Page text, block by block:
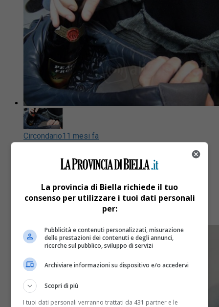
Circondario11 mesi fa
Furto al supermercato, due donne
I carabinieri indagano sul colpo messo a segno a
La provincia di Biella richiede il tuo
consenso per utilizzare i tuoi dati personali
per:
Pubblicità e contenuti personalizzati, misurazione
delle prestazioni dei contenuti e degli annunci,
ricerche sul pubblico, sviluppo di servizi
Archiviare informazioni su dispositivo e/o accedervi
Scopri di più
I tuoi dati personali verranno trattati da 431 partner e le